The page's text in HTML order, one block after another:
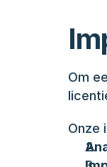
Om
Onze